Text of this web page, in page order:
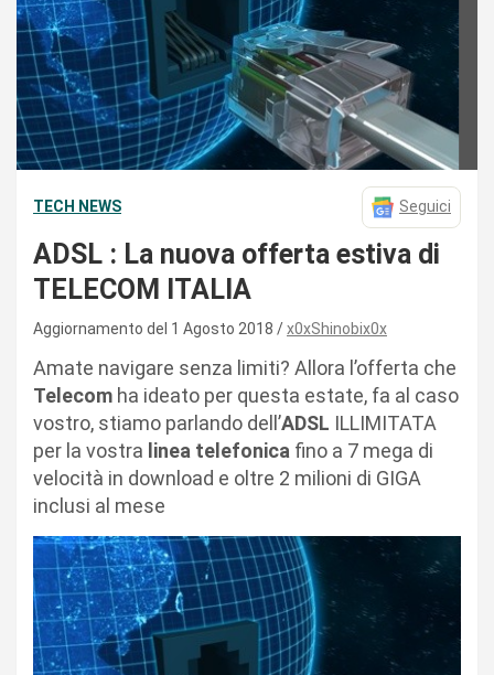
TECH NEWS Seguici
ADSL : La nuova offerta estiva di
TELECOM ITALIA
Aggiornamento del 1 Agosto 2018 x0xShinobix0x
Amate navigare senza limiti? Allora l’offerta che
Telecom ha ideato per questa estate, fa al caso
vostro, stiamo parlando dell’ADSL ILLIMITATA
per la vostra linea telefonica fino a 7 mega di
velocità in download e oltre 2 milioni di GIGA
inclusi al mese